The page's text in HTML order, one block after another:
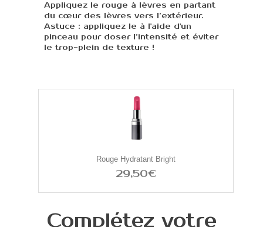
Appliquez le rouge à lèvres en partant
du cœur des lèvres vers l’extérieur.
Astuce : appliquez le à l'aide d'un
pinceau pour doser l’intensité et éviter
le trop-plein de texture !
Rouge Hydratant Bright
29,50€
Complétez votre